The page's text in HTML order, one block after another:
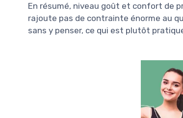
En résumé, niveau goût et confort de
rajoute pas de contrainte énorme au
sans y penser, ce qui est plutôt